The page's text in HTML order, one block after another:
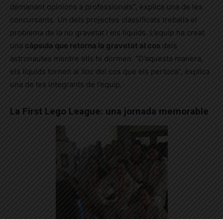
demanant opinions a professionals”, explica una de les
concursants. Un dels projectes classificats treballa el
problema de la no gravetat i els líquids. L’equip ha creat
una càpsula que retorna la gravetat al cos dels
astronautes mentre ells hi dormen. “D’aquesta manera,
els líquids tornen al lloc del cos que els pertoca”, explica
una de les integrants de l’equip.
La First Lego League: una jornada memorable